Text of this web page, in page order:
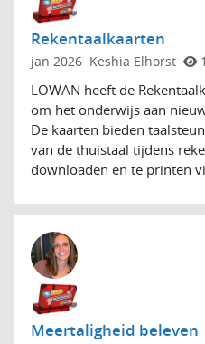
Rekentaalkaarten
jan 2026 Keshia Elhorst
LOWAN heeft de
om het onderwijs aan
De kaarten bieden
van de thuistaal tijdens
downloaden en te printen
Meertaligheid beleven